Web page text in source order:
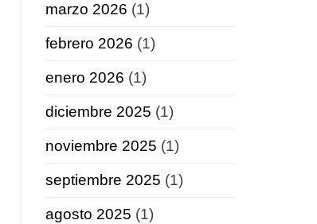
marzo 2026 (1)
febrero 2026 (1)
enero 2026 (1)
diciembre 2025 (1)
noviembre 2025 (1)
septiembre 2025 (1)
agosto 2025 (1)